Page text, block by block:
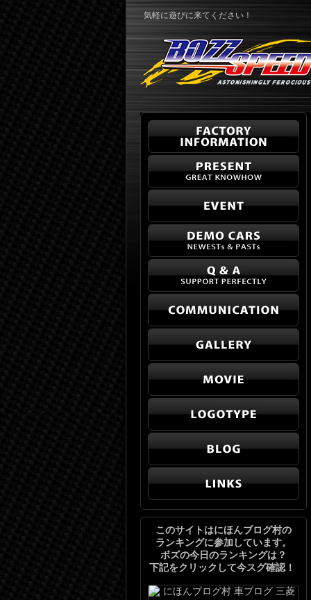
気軽に遊びに来てください！
このサイトはにほんブログ村の
ランキングに参加しています。
ボズの今日のランキングは？
下記をクリックして今スグ確認！